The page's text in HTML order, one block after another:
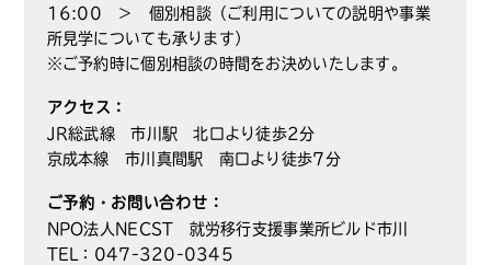
16:00 ＞ 個別相談（ご利用についての説明や事業
所見学についても承ります）
※ご予約時に個別相談の時間をお決めいたします。
アクセス：
JR総武線 市川駅 北口より徒歩2分
京成本線 市川真間駅 南口より徒歩7分
ご予約・お問い合わせ：
NPO法人NECST 就労移行支援事業所ビルド市川
TEL：047-320-0345